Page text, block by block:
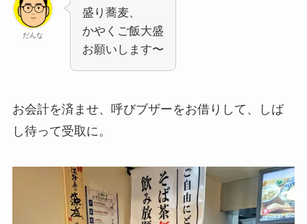
だんな
盛り蕎麦、
かやくご飯大盛
お願いします〜
お会計を済ませ、呼びブザーをお借りして、しば
し待って受取に。